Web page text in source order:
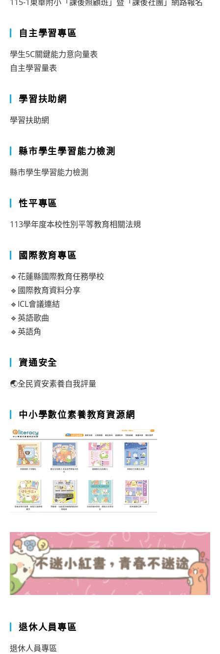
自主學習專區
學生5C關鍵能力意向量表
自主學習量表
學習扶助網
學習扶助網
縣市學生學習能力檢測
縣市學生學習能力檢測
性平專區
113學年度本校性別平等教育相關法規
國際教育專區
🔹花蓮縣國際教育任務學校
🔹國際教育資料分享
🔹ICL會議連結
🔹英語歌曲
🔹英語角
資通安全
🌏全民資安素養自我評量
中小學數位素養教育資源網
退休人員專區
退休人員專區